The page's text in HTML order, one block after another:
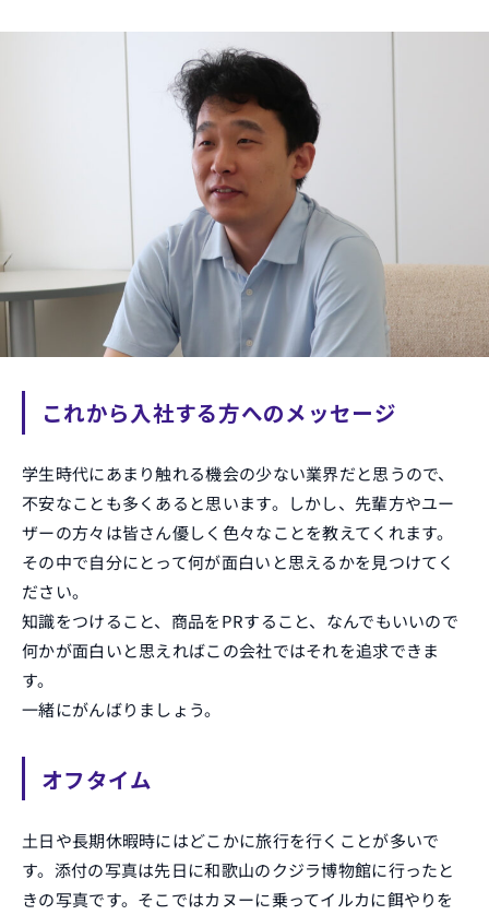
これから入社する方へのメッセージ
学生時代にあまり触れる機会の少ない業界だと思うので、
不安なことも多くあると思います。しかし、先輩方やユー
ザーの方々は皆さん優しく色々なことを教えてくれます。
その中で自分にとって何が面白いと思えるかを見つけてく
ださい。
知識をつけること、商品をPRすること、なんでもいいので
何かが面白いと思えればこの会社ではそれを追求できま
す。
一緒にがんばりましょう。
オフタイム
土日や長期休暇時にはどこかに旅行を行くことが多いで
す。添付の写真は先日に和歌山のクジラ博物館に行ったと
きの写真です。そこではカヌーに乗ってイルカに餌やりを